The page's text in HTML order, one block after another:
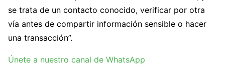
se trata de un contacto conocido, verificar por otra
vía antes de compartir información sensible o hacer
una transacción”.
Únete a nuestro canal de WhatsApp